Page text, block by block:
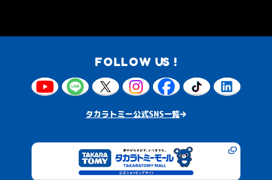
FOLLOW US !
タカラトミー公式SNS一覧